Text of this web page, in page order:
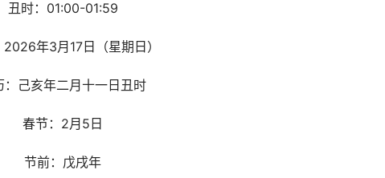
丑时：01:00-01:59
2026年3月17日（星期日）
：己亥年二月十一日丑时
春节：2月5日
节前：戊戌年